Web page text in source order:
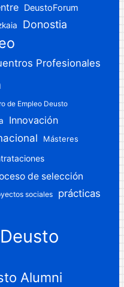
DeustoForum
Donostia
Profesionales
de Empleo Deusto
Innovación
Másteres
de selección
sociales prácticas
Alumni